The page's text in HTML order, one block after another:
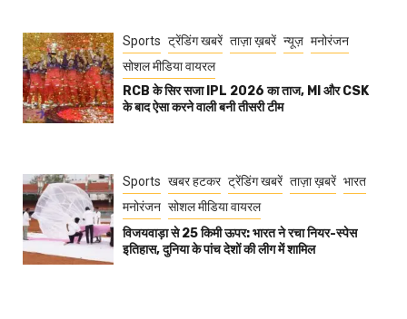
Sports ट्रेंडिंग खबरें ताज़ा ख़बरें न्यूज़ मनोरंजन
सोशल मीडिया वायरल
RCB के सिर सजा IPL 2026 का ताज, MI और CSK
के बाद ऐसा करने वाली बनी तीसरी टीम
Sports खबर हटकर ट्रेंडिंग खबरें ताज़ा ख़बरें भारत
मनोरंजन सोशल मीडिया वायरल
विजयवाड़ा से 25 किमी ऊपर: भारत ने रचा नियर-स्पेस
इतिहास, दुनिया के पांच देशों की लीग में शामिल